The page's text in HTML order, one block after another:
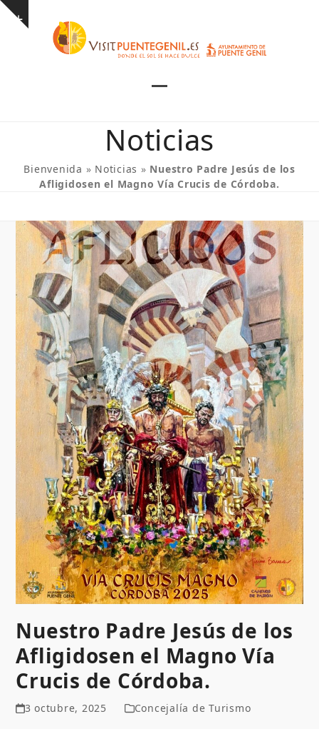
Skip
Show
mobile
menu
mobile
menu
Noticias
Bienvenida » Noticias » Nuestro Padre Jesús de los
Afligidosen el Magno Vía Crucis de Córdoba.
Nuestro Padre Jesús de los
Afligidosen el Magno Vía
Crucis de Córdoba.
3 octubre, 2025 Concejalía de Turismo